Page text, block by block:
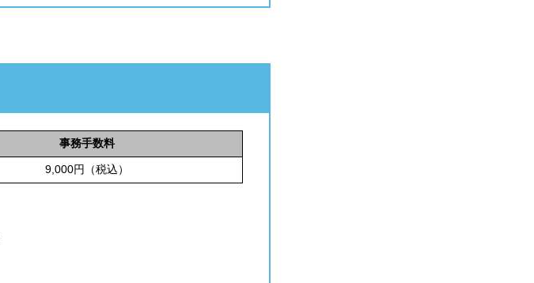
事務手数料
9,000円（税込）